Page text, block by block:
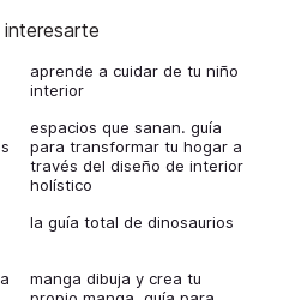
aprende a cuidar de tu niño
interior
espacios que sanan. guía
para transformar tu hogar a
través del diseño de interior
holístico
la guía total de dinosaurios
manga dibuja y crea tu